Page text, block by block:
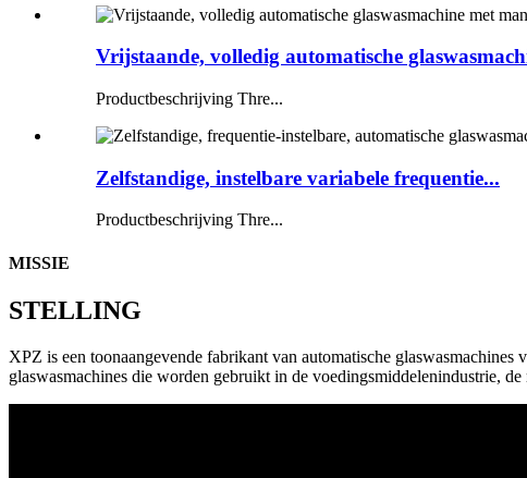
Vrijstaande, volledig automatische
Productbeschrijving Thre...
Zelfstandige, instelbare variabele frequentie...
Productbeschrijving Thre...
MISSIE
STELLING
XPZ is een toonaangevende fabrikant van automatische
glaswasmachines die worden gebruikt in de voedingsmiddelenindustrie,